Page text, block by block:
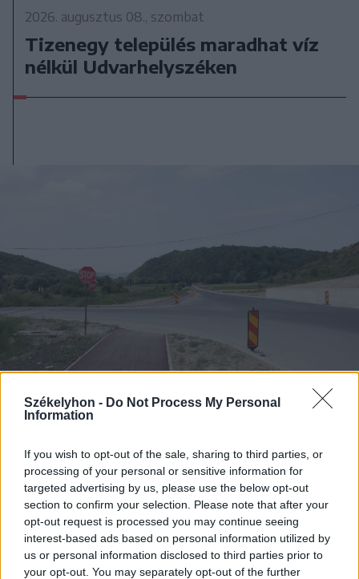
Székelyhon - Do Not Process My Personal
Information
If you wish to opt-out of the sale, sharing to third parties, or
processing of your personal or sensitive information for
targeted advertising by us, please use the below opt-out
section to confirm your selection. Please note that after your
opt-out request is processed you may continue seeing
interest-based ads based on personal information utilized by
us or personal information disclosed to third parties prior to
your opt-out. You may separately opt-out of the further
2026. augusztus 08., szombat
Tizenegy település maradhat víz
nélkül Udvarhelyszéken
Új aszfalton közlekedhetünk az
ocfalvi eltérőnél is